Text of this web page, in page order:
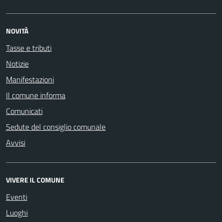
NOVITÀ
Tasse e tributi
Notizie
Manifestazioni
Il comune informa
Comunicati
Sedute del consiglio comunale
Avvisi
VIVERE IL COMUNE
Eventi
Luoghi